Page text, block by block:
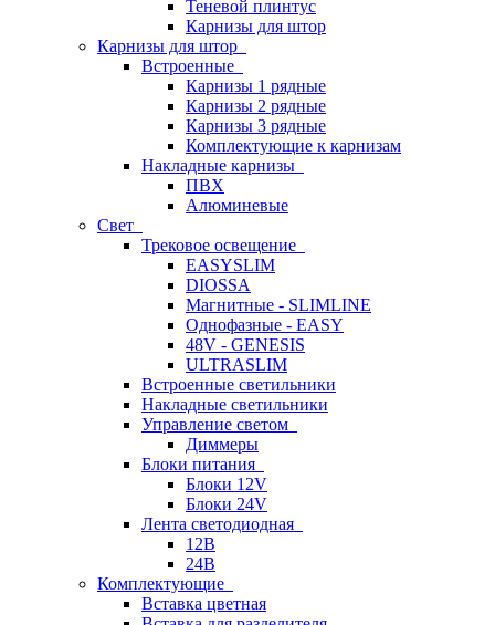
Теневой плинтус
Карнизы для штор
Карнизы для штор
Встроенные
Карнизы 1 рядные
Карнизы 2 рядные
Карнизы 3 рядные
Комплектующие к карнизам
Накладные карнизы
ПВХ
Алюминевые
Свет
Трековое освещение
EASYSLIM
DIOSSA
Магнитные - SLIMLINE
Однофазные - EASY
48V - GENESIS
ULTRASLIM
Встроенные светильники
Накладные светильники
Управление светом
Диммеры
Блоки питания
Блоки 12V
Блоки 24V
Лента светодиодная
12В
24В
Комплектующие
Вставка цветная